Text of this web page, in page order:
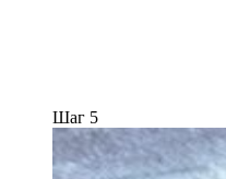
Шаг 5